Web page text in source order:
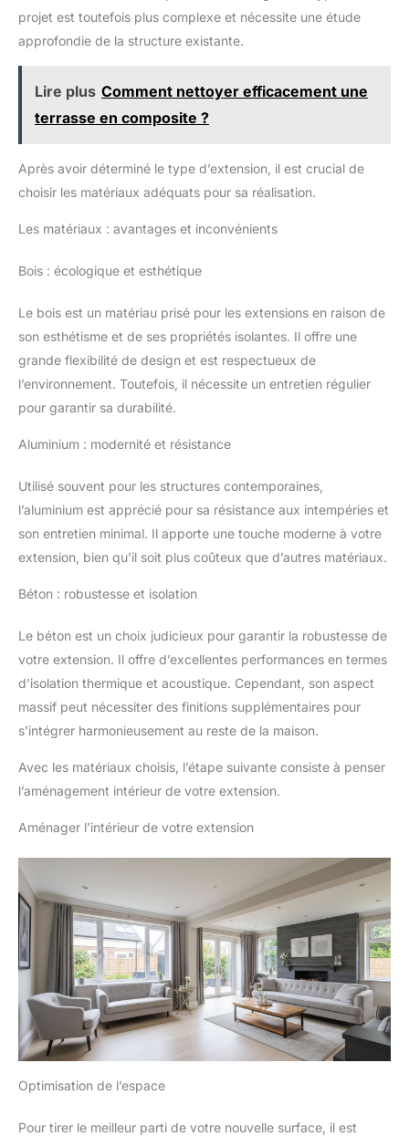
projet est toutefois plus complexe et nécessite une étude
approfondie de la structure existante.
Lire plus Comment nettoyer efficacement une
terrasse en composite ?
Après avoir déterminé le type d’extension, il est crucial de
choisir les matériaux adéquats pour sa réalisation.
Les matériaux : avantages et inconvénients
Bois : écologique et esthétique
Le bois est un matériau prisé pour les extensions en raison de
son esthétisme et de ses propriétés isolantes. Il offre une
grande flexibilité de design et est respectueux de
l’environnement. Toutefois, il nécessite un entretien régulier
pour garantir sa durabilité.
Aluminium : modernité et résistance
Utilisé souvent pour les structures contemporaines,
l’aluminium est apprécié pour sa résistance aux intempéries et
son entretien minimal. Il apporte une touche moderne à votre
extension, bien qu’il soit plus coûteux que d’autres matériaux.
Béton : robustesse et isolation
Le béton est un choix judicieux pour garantir la robustesse de
votre extension. Il offre d’excellentes performances en termes
d’isolation thermique et acoustique. Cependant, son aspect
massif peut nécessiter des finitions supplémentaires pour
s’intégrer harmonieusement au reste de la maison.
Avec les matériaux choisis, l’étape suivante consiste à penser
l’aménagement intérieur de votre extension.
Aménager l’intérieur de votre extension
Optimisation de l’espace
Pour tirer le meilleur parti de votre nouvelle surface, il est